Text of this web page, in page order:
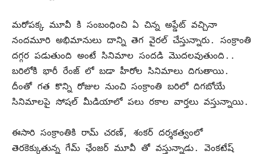
మరోపక్క మూవీ కి సంబంధించి ఏ చిన్న అప్డేట్ వచ్చినా
నందమూరి అభిమానులు దాన్ని తెగ వైరల్ చేస్తున్నారు. సంక్రాంతి
దగ్గర పడుతుంది అంటే సినిమాల సందడి మొదలవుతుంది..
బరిలోకి భారీ రేంజ్ లో బడా హీరోల సినిమాలు దిగుతాయి.
దీంతో గత కొన్ని రోజుల నుంచి సంక్రాంతి బరిలో దిగబోయే
సినిమాలపై సోషల్ మీడియాలో పలు రకాల వార్తలు వస్తున్నాయి.
ఈసారి సంక్రాంతికి రామ్ చరణ్, శంకర్ దర్శకత్వంలో
తెరకెక్కుతున్న గేమ్‌ ఛేంజర్‌ మూవీ తో వస్తున్నాడు. వెంకటేష్